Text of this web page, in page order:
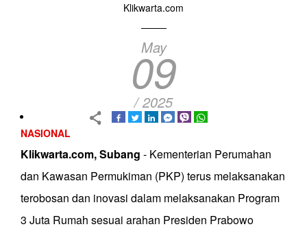
Klikwarta.com
May
09
/ 2025
NASIONAL
Klikwarta.com, Subang - Kementerian Perumahan
dan Kawasan Permukiman (PKP) terus melaksanakan
terobosan dan inovasi dalam melaksanakan Program
3 Juta Rumah sesuai arahan Presiden Prabowo